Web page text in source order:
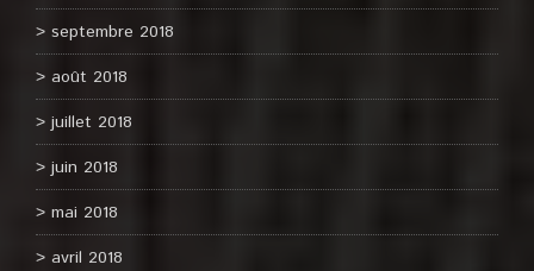
septembre 2018
août 2018
juillet 2018
juin 2018
mai 2018
avril 2018